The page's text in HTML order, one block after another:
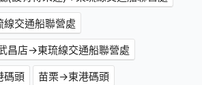
交通船聯營處
昌店→東琉線交通船聯營處
碼頭
苗栗→東港碼頭